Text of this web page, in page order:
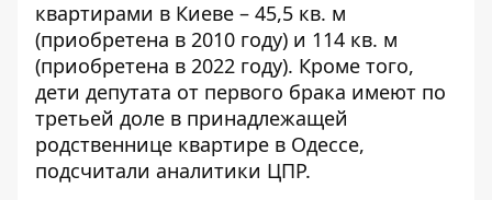
квартирами в Киеве – 45,5 кв. м
(приобретена в 2010 году) и 114 кв. м
(приобретена в 2022 году). Кроме того,
дети депутата от первого брака имеют по
третьей доле в принадлежащей
родственнице квартире в Одессе,
подсчитали аналитики ЦПР.